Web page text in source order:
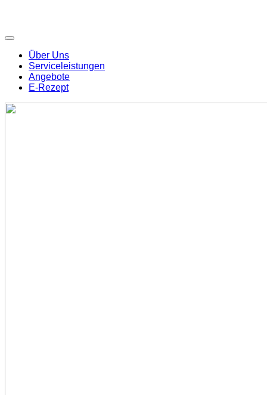
Über Uns
Serviceleistungen
Angebote
E-Rezept